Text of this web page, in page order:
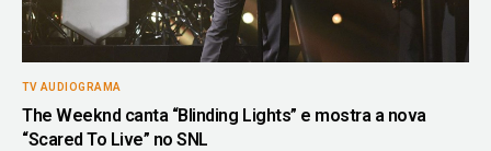
TV AUDIOGRAMA
The Weeknd canta “Blinding Lights” e mostra a nova
“Scared To Live” no SNL